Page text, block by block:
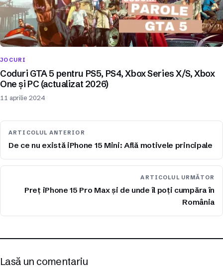
JOCURI
Coduri GTA 5 pentru PS5, PS4, Xbox Series X/S, Xbox
One și PC (actualizat 2026)
11 aprilie 2024
ARTICOLUL ANTERIOR
De ce nu există iPhone 15 Mini: Află motivele principale
ARTICOLUL URMĂTOR
Preț iPhone 15 Pro Max și de unde îl poți cumpăra în
România
Lasă un comentariu